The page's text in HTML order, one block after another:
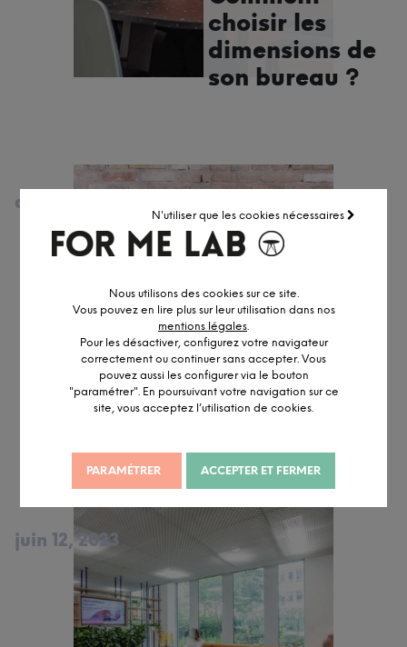
N'utiliser que les cookies nécessaires
Nous utilisons des cookies sur ce site.
Vous pouvez en lire plus sur leur utilisation dans nos
mentions légales.
Pour les désactiver, configurez votre navigateur
correctement ou continuer sans accepter. Vous
pouvez aussi les configurer via le bouton
"paramétrer". En poursuivant votre navigation sur ce
site, vous acceptez l’utilisation de cookies.
PARAMÉTRER ACCEPTER ET FERMER
choisir les
dimensions de
son bureau ?
Comment
aménager un
espace zéro
carbone ?
août 8, 2023
juin 12, 2023